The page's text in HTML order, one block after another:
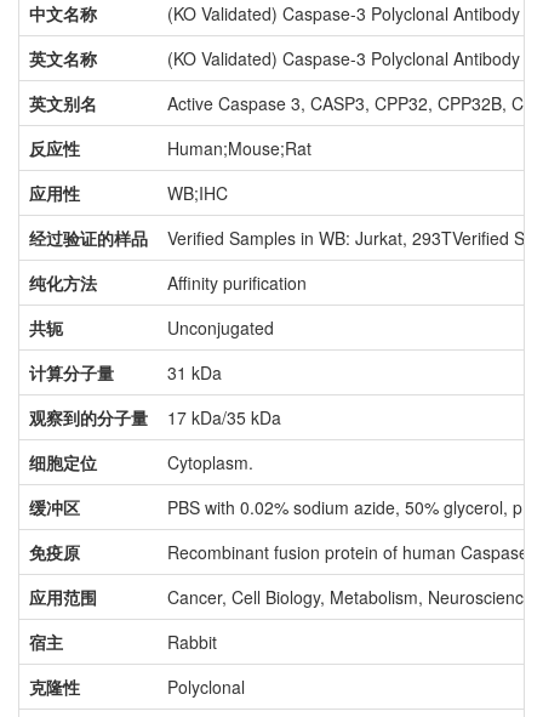
中文名称
(KO Validated) Caspase-3 Polyclonal Antibody
英文名称
(KO Validated) Caspase-3 Polyclonal Antibody
英文别名
Active Caspase 3, CASP3, CPP32, CPP32B,
反应性
Human;Mouse;Rat
应用性
WB;IHC
经过验证的样品
Verified Samples in WB: Jurkat, 293TVerified
纯化方法
Affinity purification
共轭
Unconjugated
计算分子量
31 kDa
观察到的分子量
17 kDa/35 kDa
细胞定位
Cytoplasm.
缓冲区
PBS with 0.02% sodium azide, 50% glycerol, pH
免疫原
Recombinant fusion protein of human Caspase-
应用范围
Cancer, Cell Biology, Metabolism, Neuroscience
宿主
Rabbit
克隆性
Polyclonal